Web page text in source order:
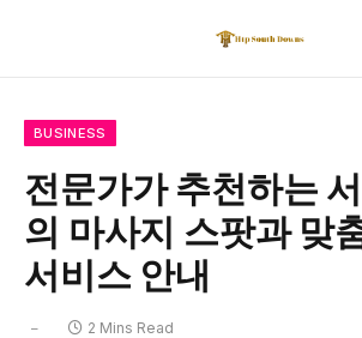
BUSINESS
전문가가 추천하는
의 마사지 스팟과 맞
서비스 안내
2 Mins Read